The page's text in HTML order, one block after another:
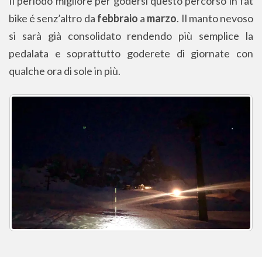
bike é senz’altro da febbraio a marzo. Il manto nevoso
si sarà già consolidato rendendo più semplice la
pedalata e soprattutto goderete di giornate con
qualche ora di sole in più.